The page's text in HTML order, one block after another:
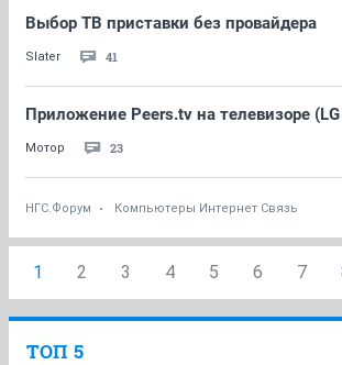
Выбор ТВ приставки без провайдера
Slater 41
Приложение Peers.tv на телевизоре
Мотор 23
НГС.Форум Компьютеры Интернет Связь
1 2 3 4 5 6 7
ТОП 5